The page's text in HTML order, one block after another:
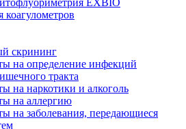
коагулометров
скрининг
на определение инфекций
тракта
на наркотики и алкоголь
на аллергию
на заболевания, передающиеся